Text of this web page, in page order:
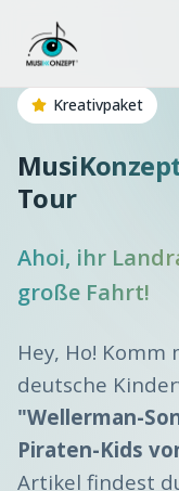
Kreativpaket
Tour
Ahoi, ihr
große Fahrt!
Hey, Ho!
deutsche
"Wellerman-
Piraten-Kids
Artikel findest